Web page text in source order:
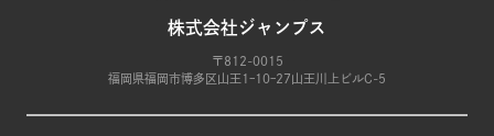
株式会社ジャンプス
〒812-0015
福岡県福岡市博多区山王1ｰ10ｰ27山王川上ビルC-5